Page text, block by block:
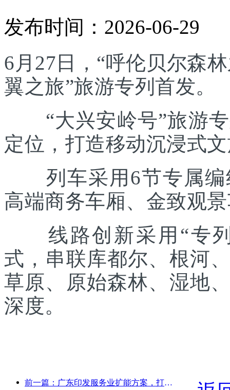
发布时间：2026-06-29
6月27日，“呼伦贝尔森
翼之旅”旅游专列首发。
“大兴安岭号”旅游专
定位，打造移动沉浸式
列车采用6节专属编
高端商务车厢、金致观
线路创新采用“专列
式，串联库都尔、根河
草原、原始森林、湿地
深度。
前一篇：广东印发服务业扩能方案，打造大湾区世界级旅游目的地